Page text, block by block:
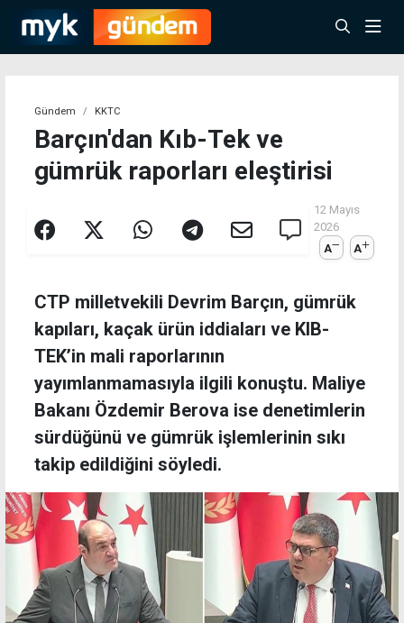
Gündem KKTC
Barçın'dan Kıb-Tek ve
gümrük raporları eleştirisi
12 Mayıs
2026
A
A
CTP milletvekili Devrim Barçın, gümrük
kapıları, kaçak ürün iddiaları ve KIB-
TEK’in mali raporlarının
yayımlanmamasıyla ilgili konuştu. Maliye
Bakanı Özdemir Berova ise denetimlerin
sürdüğünü ve gümrük işlemlerinin sıkı
takip edildiğini söyledi.